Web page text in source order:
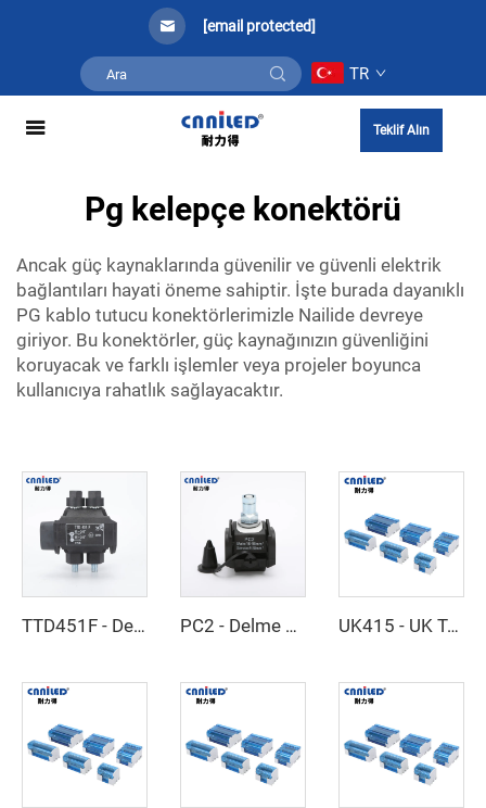
[email protected]
TR
Teklif Alın
Pg kelepçe konektörü
Ancak güç kaynaklarında güvenilir ve güvenli elektrik
bağlantıları hayati öneme sahiptir. İşte burada dayanıklı
PG kablo tutucu konektörlerimizle Nailide devreye
giriyor. Bu konektörler, güç kaynağınızın güvenliğini
koruyacak ve farklı işlemler veya projeler boyunca
kullanıcıya rahatlık sağlayacaktır.
TTD451F - Delme Kelepçesi PC2 - Delme Kelepçesi UK415 - UK Terminal Bağlantı Kutusu